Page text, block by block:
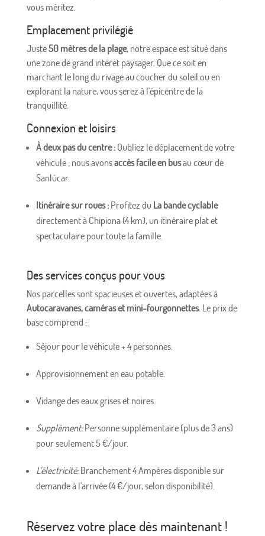
vous méritez.
Emplacement privilégié
Juste50 mètres de la plage, notre espace est situé dans
une zone de grand intérêt paysager. Que ce soit en
marchant le long du rivage au coucher du soleil ou en
explorant la nature, vous serez à l'épicentre de la
tranquillité.
Connexion et loisirs
À deux pas du centre :Oubliez le déplacement de votre
véhicule ; nous avonsaccès facile en busau cœur de
Sanlúcar.
Itinéraire sur roues :Profitez du La bande cyclable
directement à Chipiona (4 km), un itinéraire plat et
spectaculaire pour toute la famille.
Des services conçus pour vous
Nos parcelles sont spacieuses et ouvertes, adaptées à
Autocaravanes, caméras et mini-fourgonnettes. Le prix de
base comprend :
Séjour pour le véhicule + 4 personnes.
Approvisionnement en eau potable.
Vidange des eaux grises et noires.
Supplément:Personne supplémentaire (plus de 3 ans)
pour seulement 5 €/jour.
L'électricité:Branchement 4 Ampères disponible sur
demande à l'arrivée (4 €/jour, selon disponibilité).
Réservez votre place dès maintenant !